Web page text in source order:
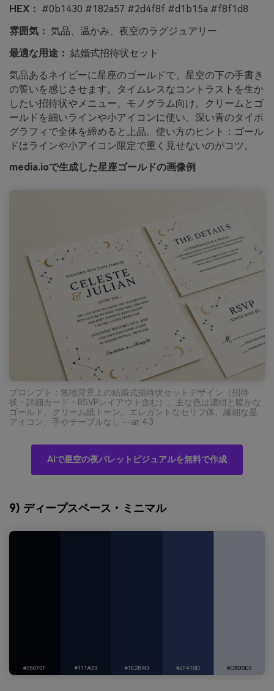
HEX： #0b1430 #182a57 #2d4f8f #d1b15a #f8f1d8
雰囲気： 気品、温かみ、夜空のラグジュアリー
最適な用途： 結婚式招待状セット
気品あるネイビーに星座のゴールドで、星空の下の手書き
の誓いを感じさせます。タイムレスなコントラストを生か
したい招待状やメニュー、モノグラム向け。クリームとゴ
ールドを細いラインや小アイコンに使い、深い青のタイポ
グラフィで全体を締めると上品。使い方のヒント：ゴール
ドはラインや小アイコン限定で重く見せないのがコツ。
media.ioで生成した星座ゴールドの画像例
プロンプト：無地背景上の結婚式招待状セットデザイン（招待
状・詳細カード・RSVPレイアウト含む）。主な色は濃紺と暖かな
ゴールド、クリーム紙トーン。エレガントなセリフ体、繊細な星
アイコン、手やテーブルなし --ar 4:3
AIで星空の夜パレットビジュアルを無料で作成
9) ディープスペース・ミニマル